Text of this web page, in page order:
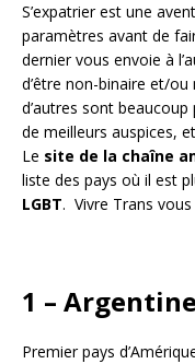
S’expatrier est une
paramètres avant de
dernier vous envoie à
d’être non-binaire et/
d’autres sont
de meilleurs auspices, et
Le site de la chaîne
liste des pays où il est
LGBT. Vivre Trans vous
1 – Argentine
Premier pays